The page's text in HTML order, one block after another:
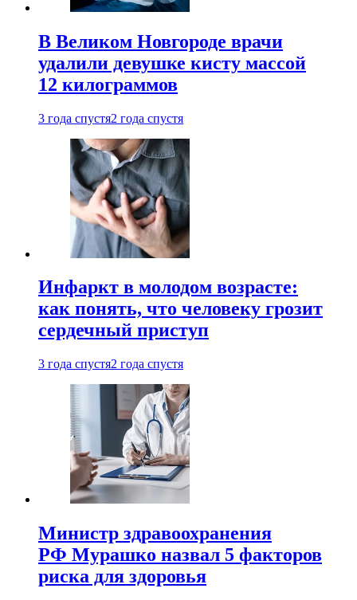
В Великом Новгороде врачи
удалили девушке кисту массой
12 килограммов
3 года спустя2 года спустя
Инфаркт в молодом возрасте:
как понять, что человеку грозит
сердечный приступ
3 года спустя2 года спустя
Министр здравоохранения
РФ Мурашко назвал 5 факторов
риска для здоровья